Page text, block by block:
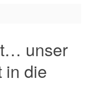
unser
in die